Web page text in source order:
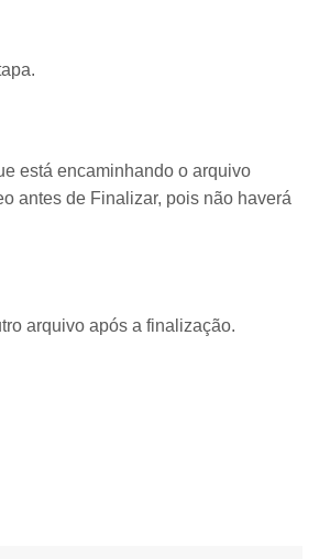
está encaminhando o arquivo
antes de Finalizar, pois não haverá
arquivo após a finalização.